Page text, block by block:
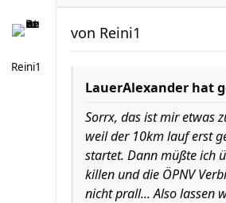
Reini1
von Reini1
LauerAlexander hat
Sorrx, das ist mir etwas
weil der 10km lauf erst
startet. Dann müßte ich
killen und die ÖPNV
nicht prall... Also lassen